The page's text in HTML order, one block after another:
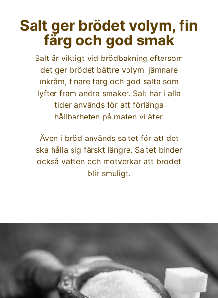
Salt ger brödet volym, fin
färg och god smak​
Salt är viktigt vid brödbakning eftersom
det ger brödet bättre volym, jämnare
inkråm, finare färg och god sälta som
lyfter fram andra smaker. Salt har i alla
tider används för att förlänga
hållbarheten på maten vi äter.
Även i bröd används saltet för att det
ska hålla sig färskt längre. Saltet binder
också vatten och motverkar att brödet
blir smuligt.